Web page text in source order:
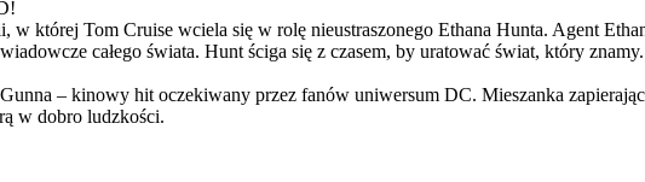
której Tom Cruise wciela się w rolę nieustraszonego Ethana Hunta. Agent
całego świata. Hunt ściga się z czasem, by uratować świat, który znamy.
– kinowy hit oczekiwany przez fanów uniwersum DC. Mieszanka
w dobro ludzkości.